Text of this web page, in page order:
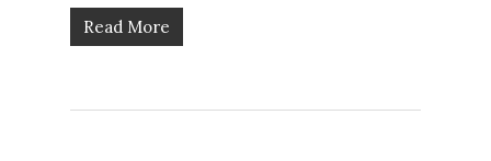
Read More